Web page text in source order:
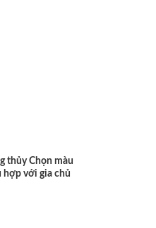
thủy Chọn màu
hợp với gia chủ